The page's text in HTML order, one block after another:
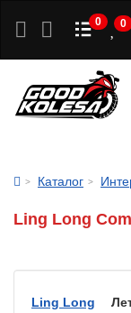
0 0
Каталог
Ling Long
Ling Long